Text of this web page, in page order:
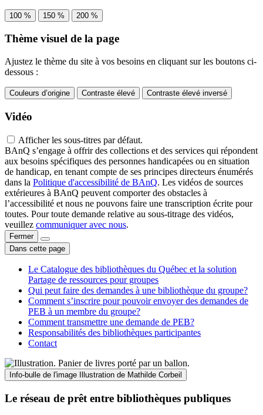
100 % 150 % 200 %
Thème visuel de la page
Ajustez le thème du site à vos besoins en cliquant sur les boutons ci-
dessous :
Couleurs d’origine Contraste élevé Contraste élevé inversé
Vidéo
Afficher les sous-titres par défaut.
BAnQ s’engage à offrir des collections et des services qui répondent
aux besoins spécifiques des personnes handicapées ou en situation
de handicap, en tenant compte de ses principes directeurs énumérés
dans la Politique d'accessibilité de BAnQ. Les vidéos de sources
extérieures à BAnQ peuvent comporter des obstacles à
l’accessibilité et nous ne pouvons faire une transcription écrite pour
toutes. Pour toute demande relative au sous-titrage des vidéos,
veuillez communiquer avec nous.
Fermer
Dans cette page
Le Catalogue des bibliothèques du Québec et la solution
Partage de ressources pour groupes
Qui peut faire des demandes à une bibliothèque du groupe?
Comment s’inscrire pour pouvoir envoyer des demandes de
PEB à un membre du groupe?
Comment transmettre une demande de PEB?
Responsabilités des bibliothèques participantes
Contact
Info-bulle de l'image Illustration de Mathilde Corbeil
Le réseau de prêt entre bibliothèques publiques